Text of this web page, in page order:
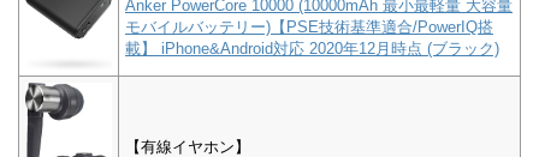
Anker PowerCore 10000 (10000mAh 最小最軽量 大容量
モバイルバッテリー)【PSE技術基準適合/PowerIQ搭
載】 iPhone&Android対応 2020年12月時点 (ブラック)
【有線イヤホン】